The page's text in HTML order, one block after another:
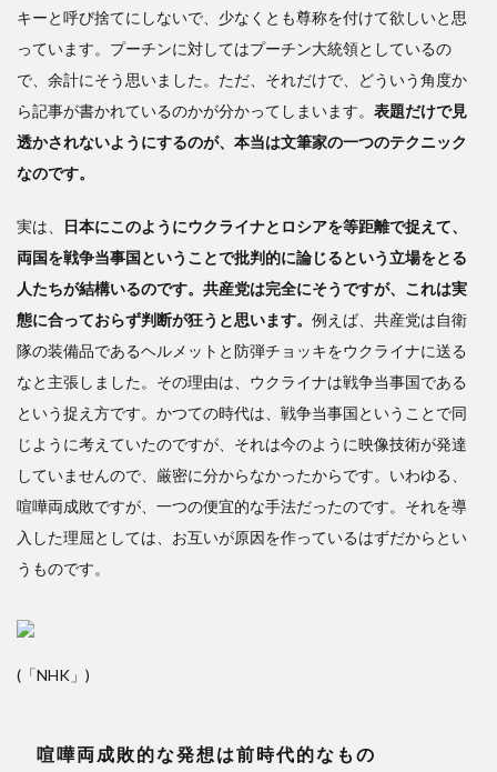
ら現
見る
ので
はな
現実
から
を見
直す
必要
があ
る
キーと呼び捨てにしないで、少なくとも尊称を付けて欲しいと思
っています。プーチンに対してはプーチン大統領としているの
で、余計にそう思いました。ただ、それだけで、どういう角度か
ら記事が書かれているのかが分かってしまいます。 表題だけで見
透かされないようにするのが、本当は文筆家の一つのテクニック
なのです。
実は、
日本にこのようにウクライナとロシアを等距離で捉えて、
両国を戦争当事国ということで批判的に論じるという立場をとる
人たちが結構いるのです。共産党は完全にそうですが、これは実
態に合っておらず判断が狂うと思います。 例えば、共産党は自衛
隊の装備品であるヘルメットと防弾チョッキをウクライナに送る
なと主張しました。その理由は、ウクライナは戦争当事国である
という捉え方です。 かつての時代は、戦争当事国ということで同
じように考えていたのですが、それは今のように映像技術が発達
していませんので、厳密に分からなかったからです。いわゆる、
喧嘩両成敗ですが、一つの便宜的な手法だったのです。それを導
入した理屈としては、お互いが原因を作っているはずだからとい
うものです。
(「NHK」)
喧嘩両成敗的な発想は前時代的なもの